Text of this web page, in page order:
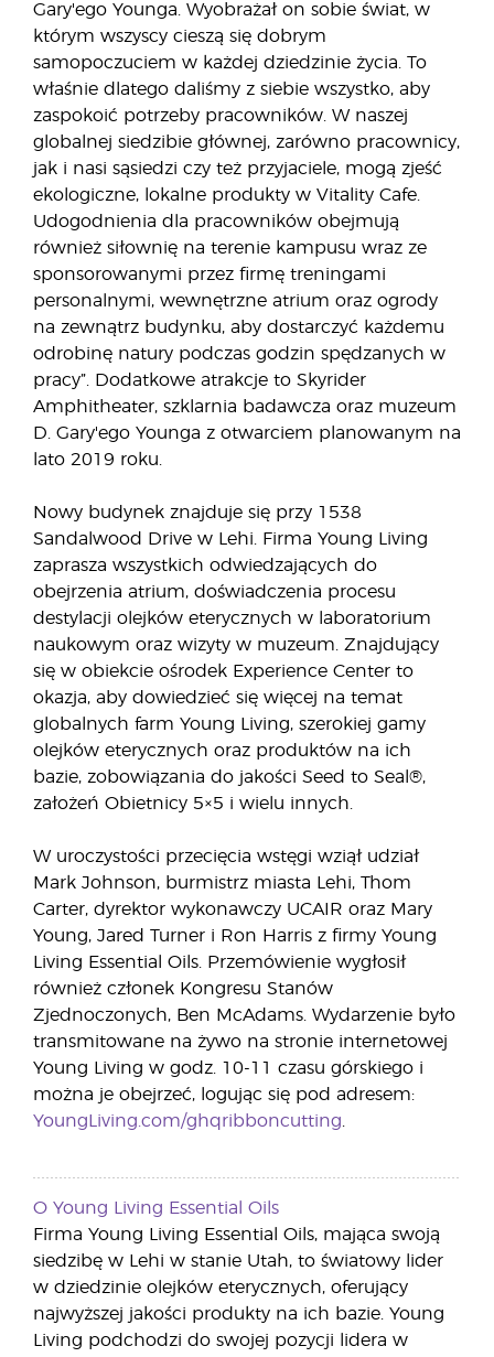
Gary'ego Younga. Wyobrażał on sobie świat, w
którym wszyscy cieszą się dobrym
samopoczuciem w każdej dziedzinie życia. To
właśnie dlatego daliśmy z siebie wszystko, aby
zaspokoić potrzeby pracowników. W naszej
globalnej siedzibie głównej, zarówno pracownicy,
jak i nasi sąsiedzi czy też przyjaciele, mogą zjeść
ekologiczne, lokalne produkty w Vitality Cafe.
Udogodnienia dla pracowników obejmują
również siłownię na terenie kampusu wraz ze
sponsorowanymi przez firmę treningami
personalnymi, wewnętrzne atrium oraz ogrody
na zewnątrz budynku, aby dostarczyć każdemu
odrobinę natury podczas godzin spędzanych w
pracy”. Dodatkowe atrakcje to Skyrider
Amphitheater, szklarnia badawcza oraz muzeum
D. Gary'ego Younga z otwarciem planowanym na
lato 2019 roku.
Nowy budynek znajduje się przy 1538
Sandalwood Drive w Lehi. Firma Young Living
zaprasza wszystkich odwiedzających do
obejrzenia atrium, doświadczenia procesu
destylacji olejków eterycznych w laboratorium
naukowym oraz wizyty w muzeum. Znajdujący
się w obiekcie ośrodek Experience Center to
okazja, aby dowiedzieć się więcej na temat
globalnych farm Young Living, szerokiej gamy
olejków eterycznych oraz produktów na ich
bazie, zobowiązania do jakości Seed to Seal®,
założeń Obietnicy 5×5 i wielu innych.
W uroczystości przecięcia wstęgi wziął udział
Mark Johnson, burmistrz miasta Lehi, Thom
Carter, dyrektor wykonawczy UCAIR oraz Mary
Young, Jared Turner i Ron Harris z firmy Young
Living Essential Oils. Przemówienie wygłosił
również członek Kongresu Stanów
Zjednoczonych, Ben McAdams. Wydarzenie było
transmitowane na żywo na stronie internetowej
Young Living w godz. 10-11 czasu górskiego i
można je obejrzeć, logując się pod adresem:
YoungLiving.com/ghqribboncutting
O Young Living Essential Oils
Firma Young Living Essential Oils, mająca swoją
siedzibę w Lehi w stanie Utah, to światowy lider
w dziedzinie olejków eterycznych, oferujący
najwyższej jakości produkty na ich bazie. Young
Living podchodzi do swojej pozycji lidera w